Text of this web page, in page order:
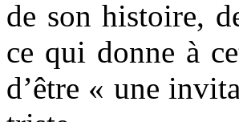
de son histoire,
ce qui donne à
d’être « une